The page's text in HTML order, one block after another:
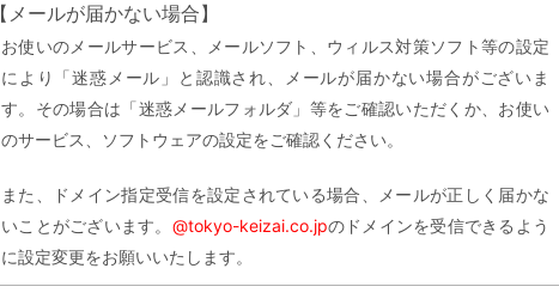
【メールが届かない場合】
お使いのメールサービス、メールソフト、ウィルス対策ソフト等の設定
により「迷惑メール」と認識され、メールが届かない場合がございま
す。その場合は「迷惑メールフォルダ」等をご確認いただくか、お使い
のサービス、ソフトウェアの設定をご確認ください。
また、ドメイン指定受信を設定されている場合、メールが正しく届かな
いことがございます。 @tokyo-keizai.co.jpのドメインを受信できるよう
に設定変更をお願いいたします。